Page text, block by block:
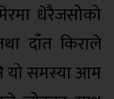
धेरैजसोको
दाँत किराले
यो समस्या आम